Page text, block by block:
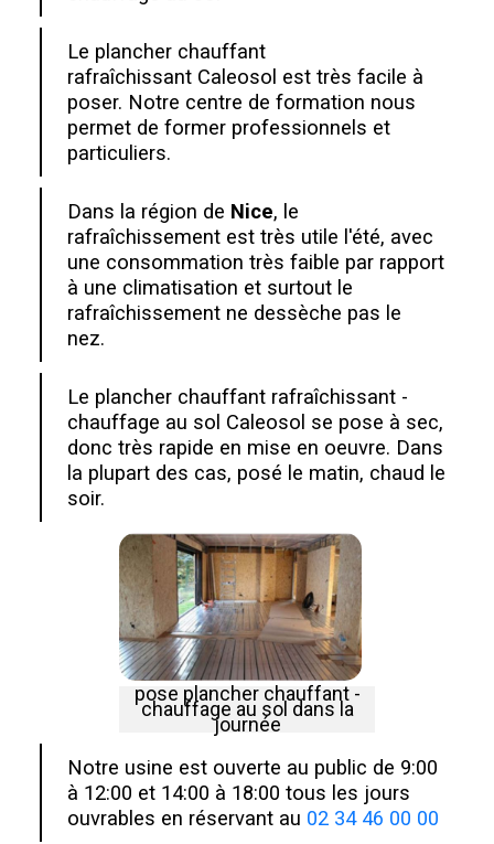
Le plancher chauffant
rafraîchissant Caleosol est très facile à
poser. Notre centre de formation nous
permet de former professionnels et
particuliers.
Dans la région de Nice, le
rafraîchissement est très utile l'été, avec
une consommation très faible par rapport
à une climatisation et surtout le
rafraîchissement ne dessèche pas le
nez.
Le plancher chauffant rafraîchissant -
chauffage au sol Caleosol se pose à sec,
donc très rapide en mise en oeuvre. Dans
la plupart des cas, posé le matin, chaud le
soir.
pose plancher chauffant -
chauffage au sol dans la
journée
Notre usine est ouverte au public de 9:00
à 12:00 et 14:00 à 18:00 tous les jours
ouvrables en réservant au 02 34 46 00 00